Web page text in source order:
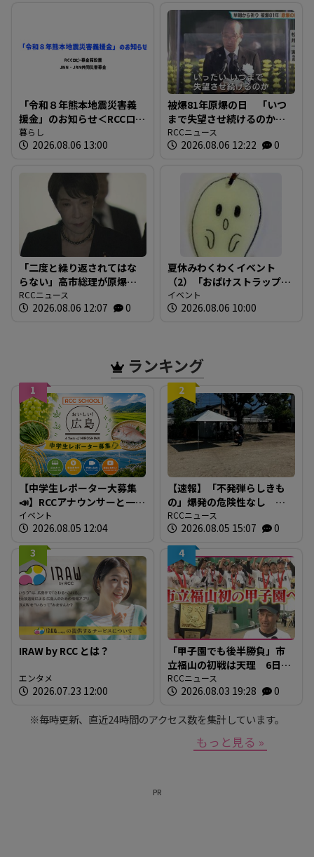
「令和８年熊本地震災害義
援金」のお知らせ＜RCCロビ
ー募金箱設置およびJNN・
JRN共同災害募金＞
暮らし
2026.08.06 13:00
被爆81年原爆の日 「いつ
まで失望させ続けるのか」
広島市長が核兵器廃絶訴え
る 平和記念式典
RCCニュース
2026.08.06 12:22 0
「二度と繰り返されてはな
らない」高市総理が原爆資
料館に 「祈・平和」のメ
ッセージ 被爆者代表か
RCCニュース
2026.08.06 12:07 0
夏休みわくわくイベント
（2）「おばけストラップ作
り」
イベント
2026.08.06 10:00
ランキング
1
【中学生レポーター大募集
📣】RCCアナウンサーと一緒
に「広島の食」の現場を取
材しよう！
イベント
2026.08.05 12:04
2
【速報】「不発弾らしきも
の」爆発の危険性なし シ
ロアリ駆除中の床下から約
30cmの円錐形 警察と自衛
隊が危険性など確認 広
島・安芸区
RCCニュース
2026.08.05 15:07
0
3
IRAW by RCC とは？
エンタメ
2026.07.23 12:00
4
「甲子園でも後半勝負」市
立福山の初戦は天理 6日目
の第4試合（8月10日月曜
午後6時半予定）
RCCニュース
2026.08.03 19:28 0
※毎時更新、直近24時間のアクセス数を集計しています。
もっと見る »
PR